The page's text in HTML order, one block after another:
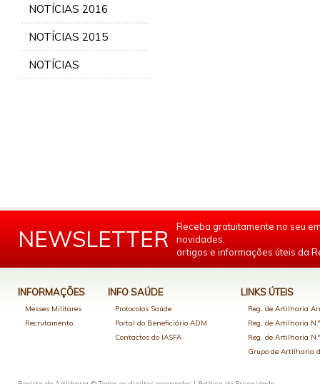
NOTÍCIAS 2016
NOTÍCIAS 2015
NOTÍCIAS
NEWSLETTER
Receba gratuitamente no seu
novidades,
artigos e informações úteis da
INFORMAÇÕES
Messes Militares
Recrutamento
INFO SAÚDE
Protocolos Saúde
Portal do Beneficiário ADM
Contactos do IASFA
LINKS ÚTEIS
Reg. de Artilharia
Reg. de Artilharia
Reg. de Artilharia
Grupo de Artilharia